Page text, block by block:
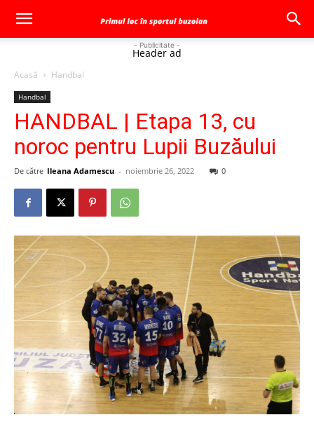
- Publicitate -
Header ad
Acasă Handbal
Handbal
HANDBAL | Etapa 13, cu
noroc pentru Lupii Buzăului
De către Ileana Adamescu - noiembrie 26, 2022 0